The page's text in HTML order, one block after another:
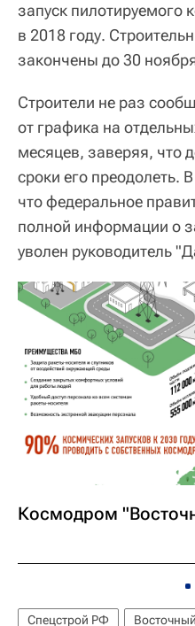
запуск пилотируемого
в 2018 году.
закончены до 30
Строители не раз
от графика на
месяцев, заверяя, что
сроки его преодолеть.
что федеральное
полной информации о
уволен руководитель
Космодром
Спецстрой РФ